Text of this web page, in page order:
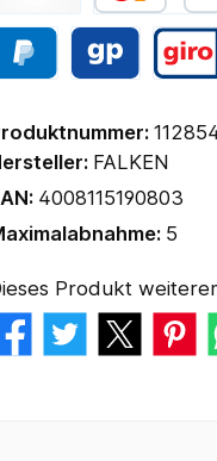
FALKEN
4008115190803
5
Produkt